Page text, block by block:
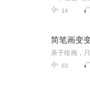
14
简笔画变
63